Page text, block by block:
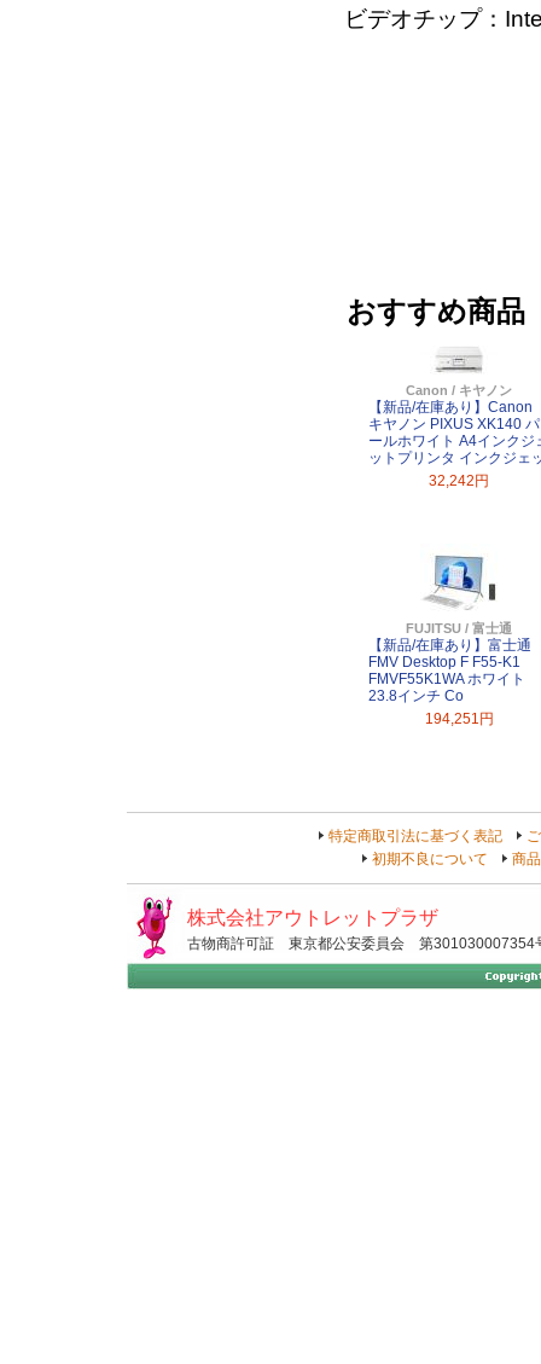
ビデオチップ：
おすすめ商品
Canon / キヤノン
【新品/在庫あり】Canon
キヤノン PIXUS XK140 パ
ールホワイト A4インクジ
ットプリンタ インクジェ
32,242円
FUJITSU / 富士通
【新品/在庫あり】富士通
FMV Desktop F F55-K1
FMVF55K1WA ホワイト
23.8インチ Co
194,251円
特定商取引法に基づく表記
初期不良について
商
株式会社アウトレットプラザ
古物商許可証 東京都公安委員会 第301030007354